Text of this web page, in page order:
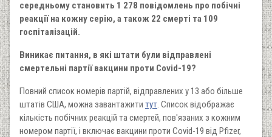
середньому становить 1 278 повідомлень про побічні
реакції на кожну серію, а також 22 смерті та 109
госпіталізацій.
Виникає питання, в які штати були відправлені
смертельні партії вакцини проти Covid-19?
Повний список номерів партій, відправлених у 13 або більше
штатів США, можна завантажити тут. Список відображає
кількість побічних реакцій та смертей, пов'язаних з кожним
номером партії, і включає вакцини проти Covid-19 від Pfizer,